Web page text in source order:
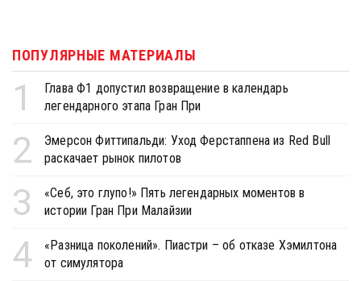
ПОПУЛЯРНЫЕ МАТЕРИАЛЫ
1
Глава Ф1 допустил возвращение в календарь
легендарного этапа Гран При
2
Эмерсон Фиттипальди: Уход Ферстаппена из Red Bull
раскачает рынок пилотов
3
«Себ, это глупо!» Пять легендарных моментов в
истории Гран При Малайзии
4
«Разница поколений». Пиастри – об отказе Хэмилтона
от симулятора